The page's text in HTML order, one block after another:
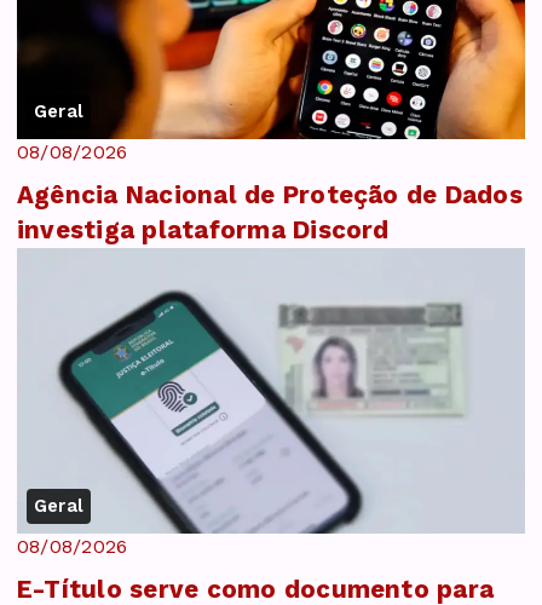
Geral
08/08/2026
Agência Nacional de Proteção de Dados
investiga plataforma Discord
Geral
08/08/2026
E-Título serve como documento para